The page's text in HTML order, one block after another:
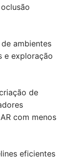
ambientes
e exploração
de
com menos
eficientes